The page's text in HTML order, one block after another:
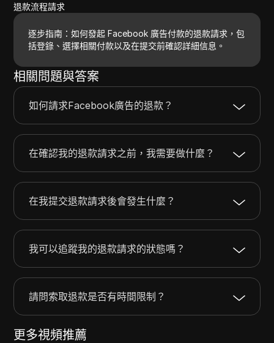
退款流程請求
逐步指南：如何發起 Facebook 廣告付款的退款請求，包
括登錄、選擇相關付款以及在提交前確認詳細信息。
相關問題與答案
如何請求Facebook廣告的退款？
在確認我的退款請求之前，我需要做什麼？
在我提交退款請求後會發生什麼？
我可以追蹤我的退款請求的狀態嗎？
請問索取退款是否有時間限制？
更多視頻推薦